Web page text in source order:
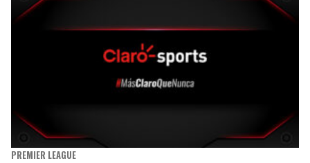
PREMIER LEAGUE